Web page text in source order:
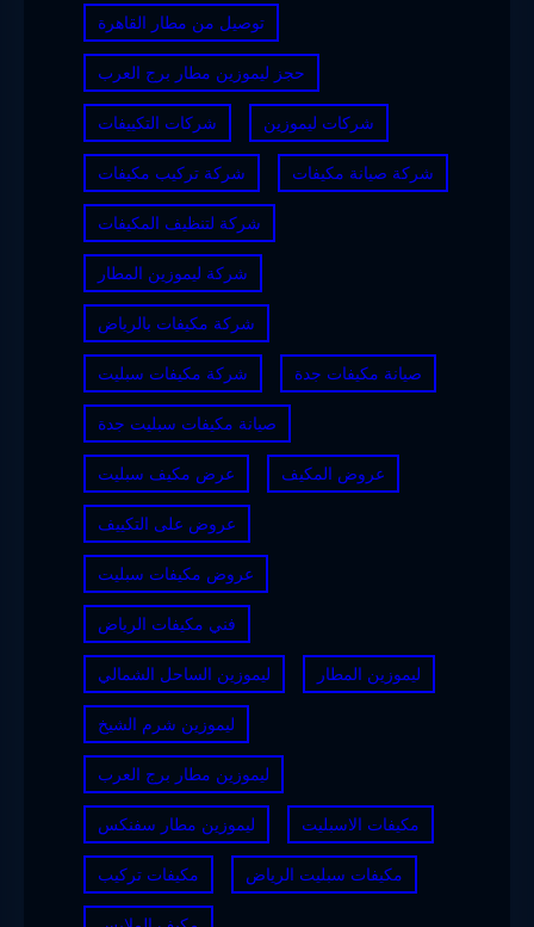
توصيل من مطار القاهرة
حجز ليموزين مطار برج العرب
شركات التكييفات شركات ليموزين
شركة تركيب مكيفات شركة صيانة مكيفات
شركة لتنظيف المكيفات
شركة ليموزين المطار
شركة مكيفات بالرياض
شركة مكيفات سبليت صيانة مكيفات جدة
صيانة مكيفات سبليت جدة
عرض مكيف سبليت عروض المكيف
عروض على التكييف
عروض مكيفات سبليت
فني مكيفات الرياض
ليموزين الساحل الشمالي ليموزين المطار
ليموزين شرم الشيخ
ليموزين مطار برج العرب
ليموزين مطار سفنكس مكيفات الاسبليت
مكيفات تركيب مكيفات سبليت الرياض